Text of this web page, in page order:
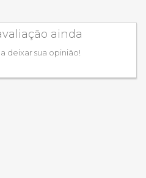
ainda
deixar sua opinião!